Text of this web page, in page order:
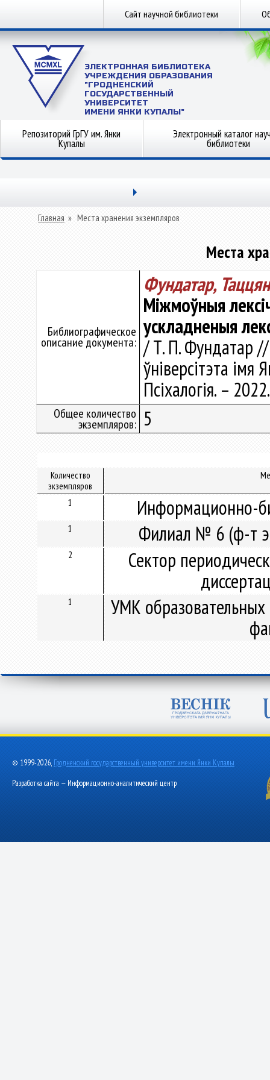
Сайт научной библиотеки
ЭЛЕКТРОННАЯ БИБЛИОТЕКА
УЧРЕЖДЕНИЯ ОБРАЗОВАНИЯ
"ГРОДНЕНСКИЙ
ГОСУДАРСТВЕННЫЙ
УНИВЕРСИТЕТ
ИМЕНИ ЯНКИ КУПАЛЫ"
Репозиторий ГрГУ им. Янки
Купалы
Электронный каталог
библиотеки
Главная » Места хранения экземпляров
Места
Библиографическое
описание документа:
Фундатар,
Міжмоўныя
ускладненыя
/ Т. П. Фундатар //
ўніверсітэта імя
Псіхалогія. –
Общее количество
экземпляров: 5
Количество
экземпляров
1 Информационно-
1 Филиал № 6 (ф-т
2
Сектор
1
УМК образовательных
© 1999-2026, Гродненский государственный университет имени Янки Купалы
Разработка сайта — Информационно-аналитический центр